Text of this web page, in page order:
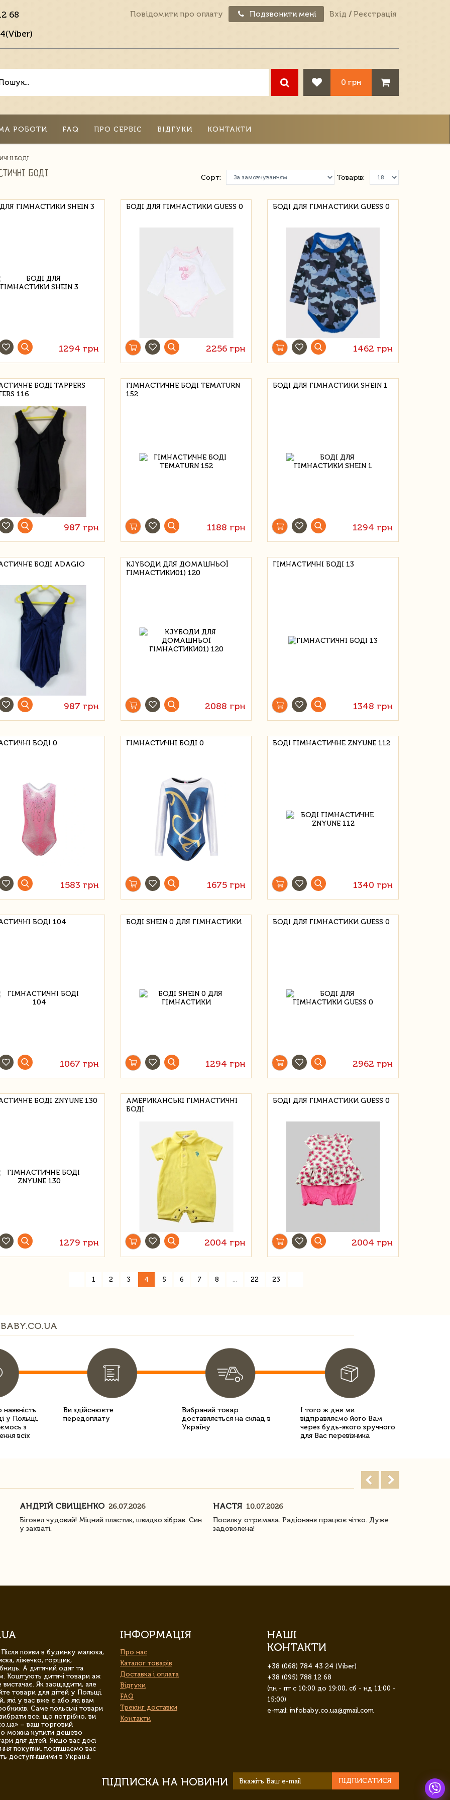
68
Повідомити про оплату Подзвонити мені Вхід / Реєстрація
0 грн
РОБОТИ FAQ ПРО СЕРВІС ВІДГУКИ КОНТАКТИ
БОДІ
БОДІ Товарів:
Сорт:
ГІМНАСТИКИ SHEIN 3
1294 грн
БОДІ ДЛЯ ГІМНАСТИКИ GUESS 0
2256 грн
БОДІ ДЛЯ ГІМНАСТИКИ GUESS 0
1462 грн
БОДІ TAPPERS
116
987 грн
ГІМНАСТИЧНЕ БОДІ TEMATURN
152
1188 грн
БОДІ ДЛЯ ГІМНАСТИКИ SHEIN 1
1294 грн
БОДІ ADAGIO
987 грн
KJYБОДИ ДЛЯ ДОМАШНЬОЇ
ГІМНАСТИКИ01) 120
2088 грн
ГІМНАСТИЧНІ БОДІ 13
1348 грн
БОДІ 0
1583 грн
ГІМНАСТИЧНІ БОДІ 0
1675 грн
БОДІ ГІМНАСТИЧНЕ ZNYUNE 112
1340 грн
БОДІ 104
1067 грн
БОДІ SHEIN 0 ДЛЯ ГІМНАСТИКИ
1294 грн
БОДІ ДЛЯ ГІМНАСТИКИ GUESS 0
2962 грн
БОДІ ZNYUNE 130
1279 грн
АМЕРИКАНСЬКІ ГІМНАСТИЧНІ
БОДІ
2004 грн
БОДІ ДЛЯ ГІМНАСТИКИ GUESS 0
2004 грн
1 2 3 4 5 6 7 8 ... 22 23
у Польщі,
з
всіх
Ви здійснюєте
передоплату
Вибраний товар
доставляється на склад в
Україну
І того ж дня ми
відправляємо його Вам
через будь-якого зручного
для Вас перевізника
АНДРІЙ СВИЩЕНКО 26.07.2026
Біговел чудовий! Міцний пластик, швидко зібрав. Син
у захваті.
НАСТЯ 10.07.2026
Посилку отримала. Радіоняня працює чітко. Дуже
задоволена!
появи в будинку малюка,
ліжечко, горщик,
А дитячий одяг та
Коштують дитячі товари аж
Як заощадити, але
товари для дітей у Польщі.
у вас вже є або які вам
Саме польські товари
все, що потрібно, ви
– ваш торговий
можна купити дешево
для дітей. Якщо вас досі
покупки, поспішаємо вас
доступнішими в Україні.
ІНФОРМАЦІЯ
Про нас
Каталог товарів
Доставка і оплата
Відгуки
FAQ
Трекінг доставки
Контакти
НАШІ
КОНТАКТИ
+38 (068) 784 43 24 (Viber)
+38 (095) 788 12 68
(пн - пт с 10:00 до 19:00, сб - нд 11:00 -
15:00)
e-mail: infobaby.co.ua@gmail.com
ПІДПИСКА НА НОВИНИ ПІДПИСАТИСЯ